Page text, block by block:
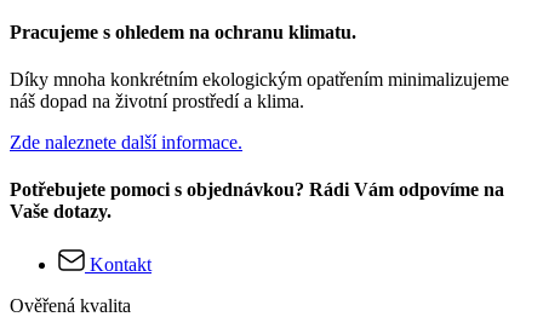
Pracujeme s ohledem na ochranu klimatu.
Díky mnoha konkrétním ekologickým opatřením minimalizujeme
náš dopad na životní prostředí a klima.
Zde naleznete další informace.
Potřebujete pomoci s objednávkou? Rádi Vám odpovíme na
Vaše dotazy.
Kontakt
Ověřená kvalita